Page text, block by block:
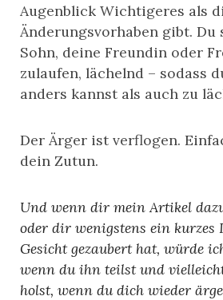
Augenblick Wichtigeres als
Änderungsvorhaben gibt. Du
Sohn, deine Freundin oder
zulaufen, lächelnd – sodass
anders kannst als auch zu
Der Ärger ist verflogen.
dein Zutun.
Und wenn dir mein Artikel
oder dir wenigstens ein kurzes
Gesicht gezaubert hat, würde
wenn du ihn teilst und
holst, wenn du dich wieder